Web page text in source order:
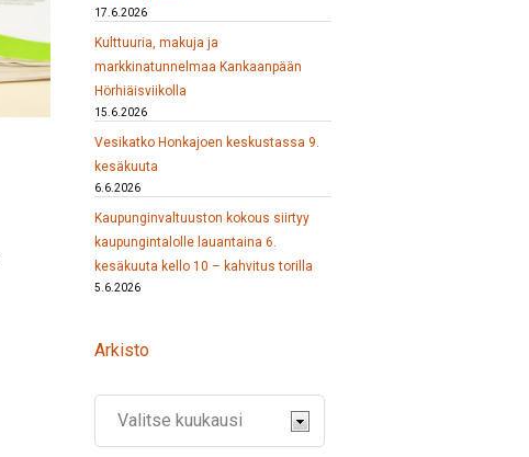
17.6.2026
Kulttuuria, makuja ja
markkinatunnelmaa Kankaanpään
Hörhiäisviikolla
15.6.2026
Vesikatko Honkajoen keskustassa 9.
kesäkuuta
6.6.2026
Kaupunginvaltuuston kokous siirtyy
kaupungintalolle lauantaina 6.
kesäkuuta kello 10 – kahvitus torilla
5.6.2026
Arkisto